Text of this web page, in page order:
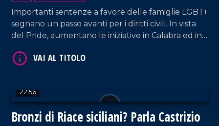
Importanti sentenze a favore delle famiglie LGBT+
segnano un passo avanti per i diritti civili. In vista
del Pride, aumentano le iniziative in Calabra ed in
Presidente di Arcigay.
22:56
Bronzi di Riace siciliani? Parla Castrizio
VAI AL TITOLO